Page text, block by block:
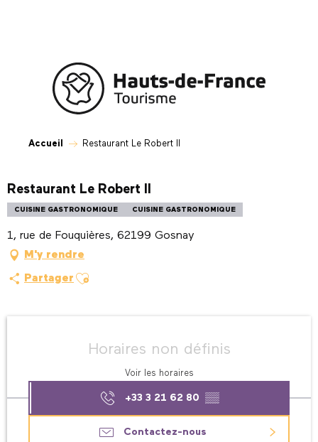
Accueil Restaurant Le Robert II
Restaurant Le Robert II
CUISINE GASTRONOMIQUE CUISINE GASTRONOMIQUE
1, rue de Fouquières, 62199 Gosnay
M'y rendre
Partager Ajouter aux favoris
Horaires non définis
Voir les horaires
+33 3 21 62 80 ▒▒
Contactez-nous